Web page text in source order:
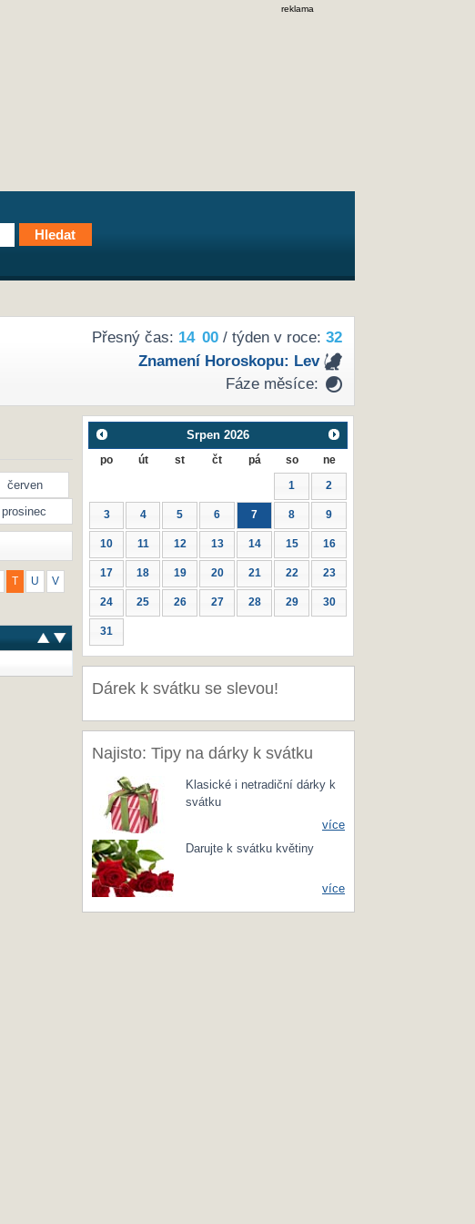
reklama
Přesný čas: 14 00/ týden v roce: 32
Znamení Horoskopu: Lev
Fáze měsíce:
červen
prosinec
U V
Srpen 2026
po út st čt pá so ne
1 2
3 4 5 6 7 8 9
10 11 12 13 14 15 16
17 18 19 20 21 22 23
24 25 26 27 28 29 30
31
Dárek k svátku se slevou!
Najisto: Tipy na dárky k svátku
Klasické i netradiční dárky k
svátku
více
Darujte k svátku květiny
více